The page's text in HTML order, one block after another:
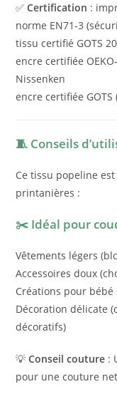
✅Certification :
norme EN71-3
tissu certifié GOTS
encre certifiée
Nissenken
encre certifiée GOTS
🧵 Conseils
Ce tissu popeline
printanières :
✂️ Idéal pour
Vêtements légers
Accessoires doux
Créations pour
Décoration délicate
décoratifs)
💡Conseil couture :
pour une couture